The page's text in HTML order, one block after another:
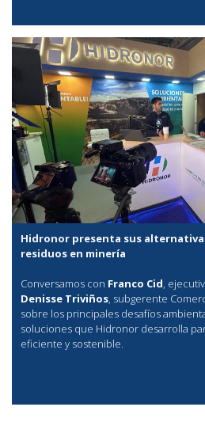
Hidronor presenta sus
residuos en minería
Conversamos con Franco Cid,
Denisse Triviños, subgerente
sobre los principales desafíos
soluciones que Hidronor desarrolla
eficiente y sostenible.